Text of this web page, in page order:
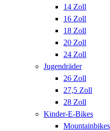
14 Zoll
16 Zoll
18 Zoll
20 Zoll
24 Zoll
Jugendräder
26 Zoll
27,5 Zoll
28 Zoll
Kinder-E-Bikes
Mountainbikes